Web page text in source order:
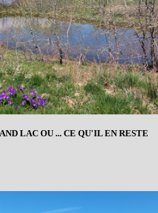
LAC OU ... CE QU'IL EN RESTE